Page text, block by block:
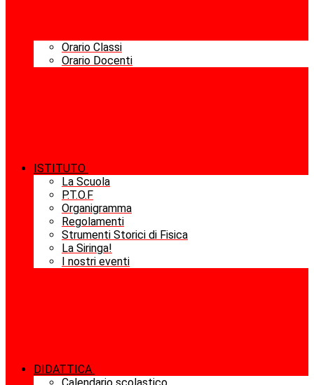
Orario Classi
Orario Docenti
ISTITUTO
La Scuola
P.T.O.F
Organigramma
Regolamenti
Strumenti Storici di Fisica
La Siringa!
I nostri eventi
DIDATTICA